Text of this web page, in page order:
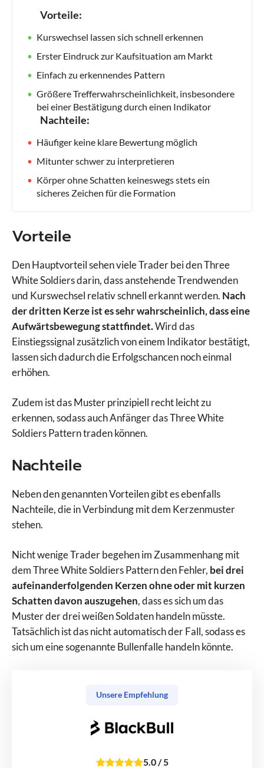
Vorteile:
Kurswechsel lassen sich schnell erkennen
Erster Eindruck zur Kaufsituation am Markt
Einfach zu erkennendes Pattern
Größere Trefferwahrscheinlichkeit, insbesondere
bei einer Bestätigung durch einen Indikator
Nachteile:
Häufiger keine klare Bewertung möglich
Mitunter schwer zu interpretieren
Körper ohne Schatten keineswegs stets ein
sicheres Zeichen für die Formation
Vorteile
Den Hauptvorteil sehen viele Trader bei den Three
White Soldiers darin, dass anstehende Trendwenden
und Kurswechsel relativ schnell erkannt werden. Nach
der dritten Kerze ist es sehr wahrscheinlich, dass eine
Aufwärtsbewegung stattfindet.Wird das
Einstiegssignal zusätzlich von einem Indikator bestätigt,
lassen sich dadurch die Erfolgschancen noch einmal
erhöhen.
Zudem ist das Muster prinzipiell recht leicht zu
erkennen, sodass auch Anfänger das Three White
Soldiers Pattern traden können.
Nachteile
Neben den genannten Vorteilen gibt es ebenfalls
Nachteile, die in Verbindung mit dem Kerzenmuster
stehen.
Nicht wenige Trader begehen im Zusammenhang mit
dem Three White Soldiers Pattern den Fehler, bei drei
aufeinanderfolgenden Kerzen ohne oder mit kurzen
Schatten davon auszugehen, dass es sich um das
Muster der drei weißen Soldaten handeln müsste.
Tatsächlich ist das nicht automatisch der Fall, sodass es
sich um eine sogenannte Bullenfalle handeln könnte.
Unsere Empfehlung
5.0 / 5